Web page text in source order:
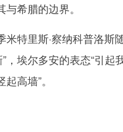
希腊的边界。
特里斯·察纳科普洛斯
，埃尔多安的表态“引
高墙”。